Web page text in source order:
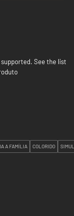
See the list
A FAMÍLIA COLORIDO